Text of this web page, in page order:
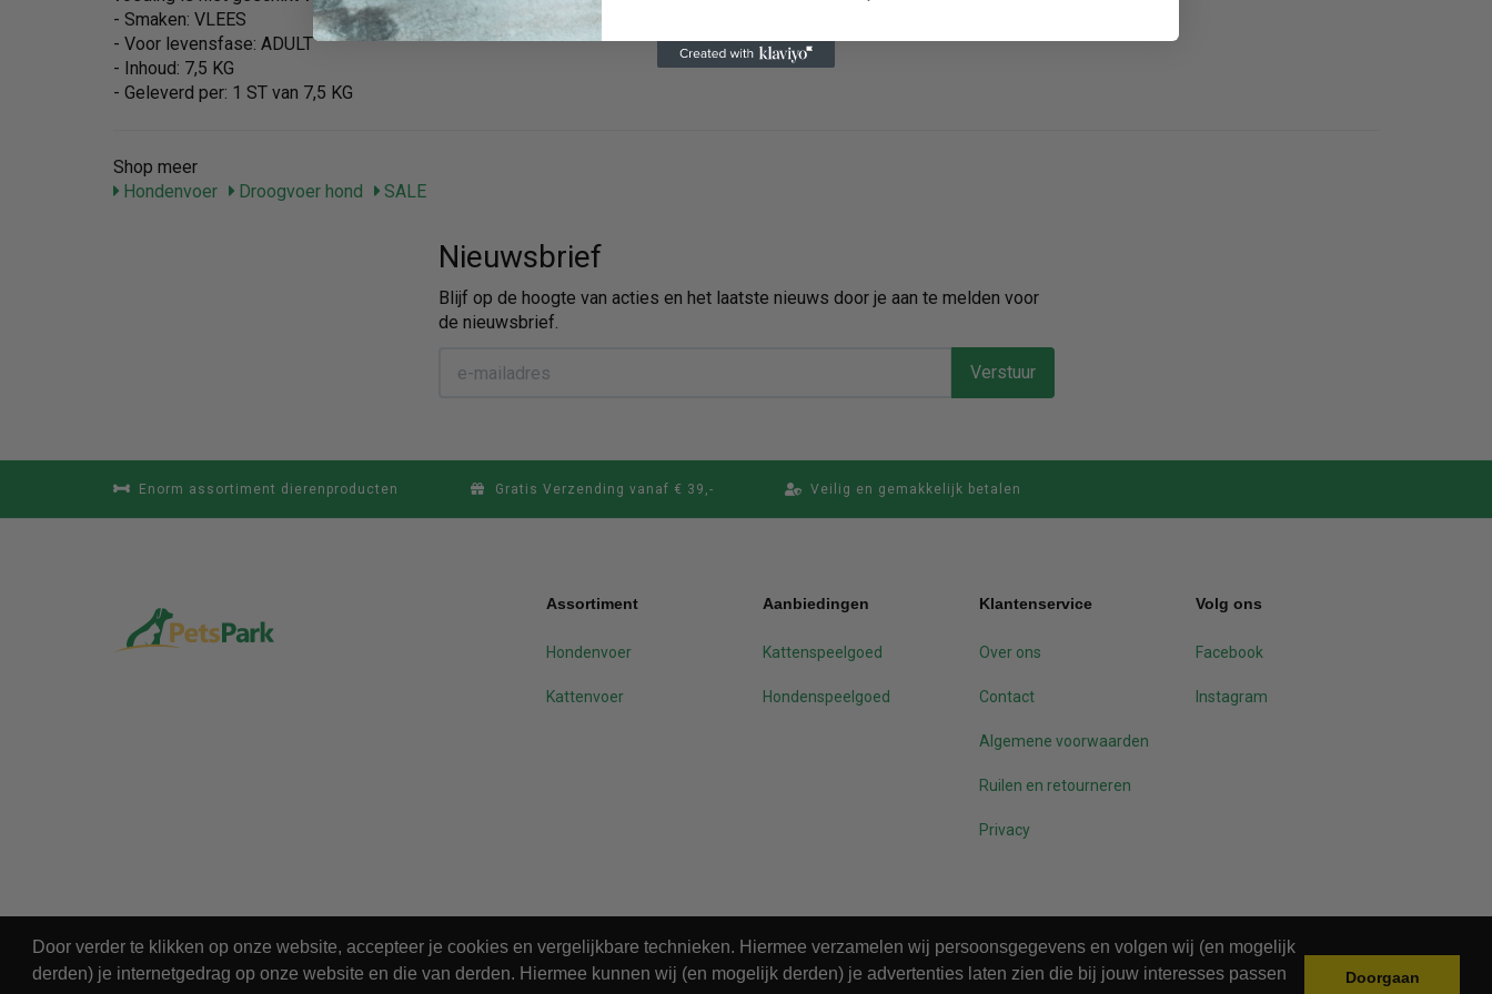
Door verder te klikken op onze website, accepteer je cookies en vergelijkbare technieken. Hiermee verzamelen wij persoonsgegevens en volgen wij (en mogelijk
derden) je internetgedrag op onze website en die van derden. Hiermee kunnen wij (en mogelijk derden) je advertenties laten zien die bij jouw interesses passen
Doorgaan
- Smaken: VLEES
- Voor levensfase: ADULT
- Inhoud: 7,5 KG
- Geleverd per: 1 ST van 7,5 KG
Shop meer
Hondenvoer
Droogvoer hond SALE
Nieuwsbrief
Blijf op de hoogte van acties en het laatste nieuws door je aan te melden voor
de nieuwsbrief.
Verstuur
Enorm assortiment dierenproducten Gratis Verzending vanaf € 39,- Veilig en gemakkelijk betalen
Assortiment
Hondenvoer
Kattenvoer
Aanbiedingen
Kattenspeelgoed
Hondenspeelgoed
Klantenservice
Over ons
Contact
Algemene voorwaarden
Ruilen en retourneren
Privacy
Volg ons
Facebook
Instagram